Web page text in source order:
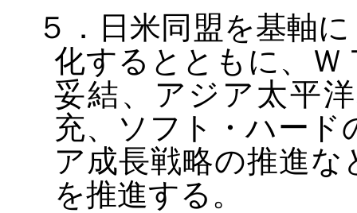
５．日米同盟を基軸
化するとともに、Ｗ
妥結、アジア太平
充、ソフト・ハード
ア成長戦略の推進
を推進する。